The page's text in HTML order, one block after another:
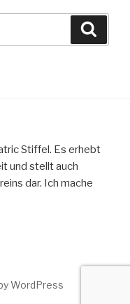
Stiffel. Es erhebt
und stellt auch
dar. Ich mache
WordPress